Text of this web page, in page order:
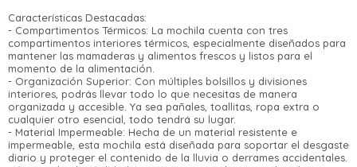
Características Destacadas:
- Compartimentos Térmicos: La mochila cuenta con tres
compartimentos interiores térmicos, especialmente diseñados para
mantener las mamaderas y alimentos frescos y listos para el
momento de la alimentación.
- Organización Superior: Con múltiples bolsillos y divisiones
interiores, podrás llevar todo lo que necesitas de manera
organizada y accesible. Ya sea pañales, toallitas, ropa extra o
cualquier otro esencial, todo tendrá su lugar.
- Material Impermeable: Hecha de un material resistente e
impermeable, esta mochila está diseñada para soportar el desgaste
diario y proteger el contenido de la lluvia o derrames accidentales.
Comprá ahora y Pagá
Después, hasta en 12
¡Sumate a la forma más ágil de comprar!
Comprá en 3 cuotas sin recargo o hasta en
12 cuotas * ¡Solo con tu cédula!
* sujeto aprobación crediticia.
Verifica si estás calificado para comprar
con Pago Después:
Cédula de identidad
Estás calificado para comprar usando Pago